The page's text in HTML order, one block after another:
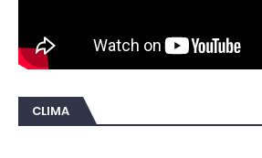
CLIMA